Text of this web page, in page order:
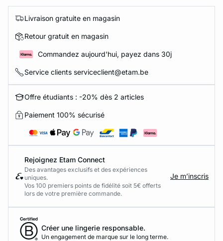
Livraison gratuite en magasin
Retour gratuit en magasin
Commandez aujourd'hui, payez dans 30j
Service clients serviceclient@etam.be
Offre étudiants : -20% dès 2 articles
Paiement 100% sécurisé
Rejoignez Etam Connect
Des avantages exclusifs et des expériences
uniques.
Vos 100 premiers points de fidélité soit 5€ offerts
lors de votre première commande.​
Je m’inscris
Créer une lingerie responsable.
Un engagement de marque sur le long terme.